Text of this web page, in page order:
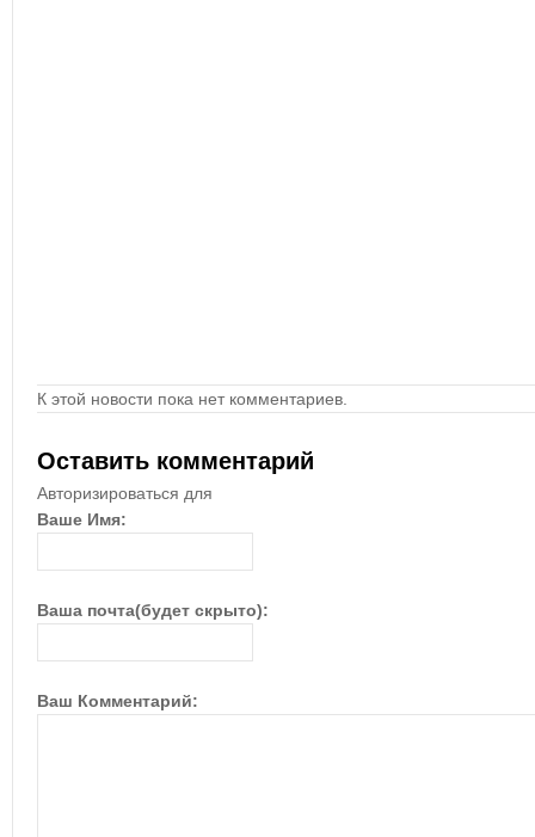
К этой новости пока нет комментариев.
Оставить комментарий
Авторизироваться для
Ваше Имя:
Ваша почта(будет скрыто):
Ваш Комментарий: